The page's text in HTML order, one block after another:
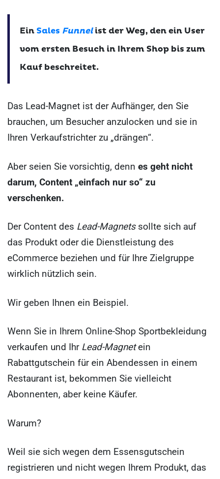
Ein Sales Funnelist der Weg, den ein User
vom ersten Besuch in Ihrem Shop bis zum
Kauf beschreitet.
Das Lead-Magnet ist der Aufhänger, den Sie
brauchen, um Besucher anzulocken und sie in
Ihren Verkaufstrichter zu „drängen“.
Aber seien Sie vorsichtig, denn es geht nicht
darum, Content „einfach nur so“ zu
verschenken.
Der Content des Lead-Magnetssollte sich auf
das Produkt oder die Dienstleistung des
eCommerce beziehen und für Ihre Zielgruppe
wirklich nützlich sein.
Wir geben Ihnen ein Beispiel.
Wenn Sie in Ihrem Online-Shop Sportbekleidung
verkaufen und Ihr Lead-Magnetein
Rabattgutschein für ein Abendessen in einem
Restaurant ist, bekommen Sie vielleicht
Abonnenten, aber keine Käufer.
Warum?
Weil sie sich wegen dem Essensgutschein
registrieren und nicht wegen Ihrem Produkt, das